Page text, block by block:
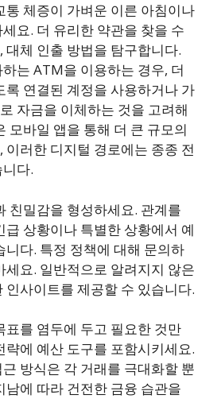
통 체증이 가벼운 이른 아침이나
요. 더 유리한 약관을 찾을 수
대체 인출 방법을 탐구합니다.
는 ATM을 이용하는 경우, 더
록 연결된 계정을 사용하거나 가
자금을 이체하는 것을 고려해
모바일 앱을 통해 더 큰 규모의
이러한 디지털 경로에는 종종 전
다.
친밀감을 형성하세요. 관계를
급 상황이나 특별한 상황에서 예
니다. 특정 정책에 대해 문의하
세요. 일반적으로 알려지지 않은
인사이트를 제공할 수 있습니다.
표를 염두에 두고 필요한 것만
략에 예산 도구를 포함시키세요.
방식은 각 거래를 극대화할 뿐
남에 따라 건전한 금융 습관을